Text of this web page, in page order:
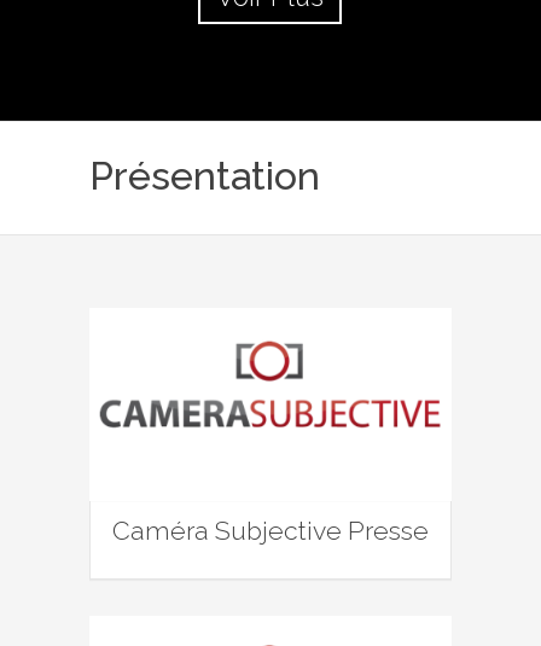
Présentation
Caméra Subjective Presse